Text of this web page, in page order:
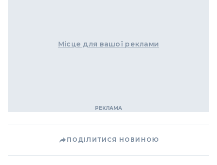
Місце для вашої реклами
ПОДІЛИТИСЯ НОВИНОЮ